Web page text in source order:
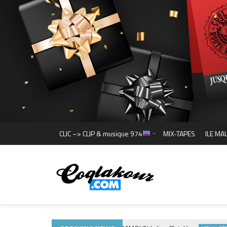
CLIC –> CLIP & musique 974 MIX-TAPES ILE